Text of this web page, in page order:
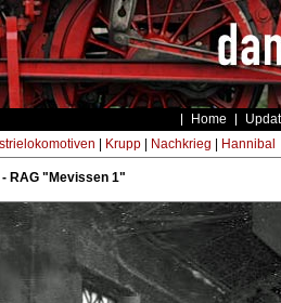
Home
Krupp| Nachkrieg Hannibal
- RAG "Mevissen 1"